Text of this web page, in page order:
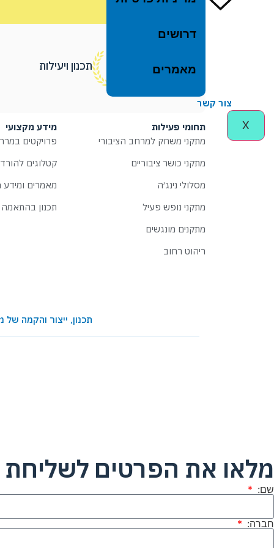
דרושים
מאמרים
צור קשר
X
תכנון ויעילות
תחומי פעילות
מתקני משחק למרחב הציבורי
מתקני כושר ציבוריים
מסלולי נינג׳ה
מתקני נופש פעיל
מתקנים מונגשים
ריהוט רחוב
מידע מקצועי
פרויקטים
קטלוגים
מאמרים ומידע
תכנון בהתאמה
תכנון, ייצור והקמה של מתקני משחק
מלאו את הפרטים לשליחת
שם:
חברה: